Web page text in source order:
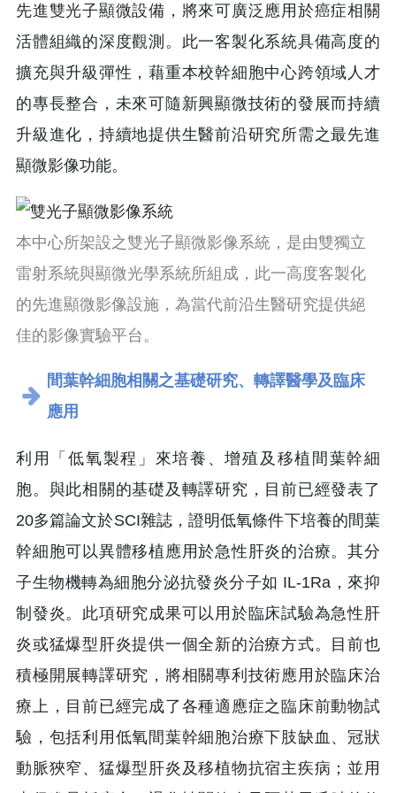
先進雙光子顯微設備，將來可廣泛應用於癌症相關
活體組織的深度觀測。此一客製化系統具備高度的
擴充與升級彈性，藉重本校幹細胞中心跨領域人才
的專長整合，未來可隨新興顯微技術的發展而持續
升級進化，持續地提供生醫前沿研究所需之最先進
顯微影像功能。
本中心所架設之雙光子顯微影像系統，是由雙獨立
雷射系統與顯微光學系統所組成，此一高度客製化
的先進顯微影像設施，為當代前沿生醫研究提供絕
佳的影像實驗平台。
間葉幹細胞相關之基礎研究、轉譯醫學及臨床
應用
利用「低氧製程」來培養、增殖及移植間葉幹細
胞。與此相關的基礎及轉譯研究，目前已經發表了
20多篇論文於SCI雜誌，證明低氧條件下培養的間葉
幹細胞可以異體移植應用於急性肝炎的治療。其分
子生物機轉為細胞分泌抗發炎分子如 IL-1Ra，來抑
制發炎。此項研究成果可以用於臨床試驗為急性肝
炎或猛爆型肝炎提供一個全新的治療方式。目前也
積極開展轉譯研究，將相關專利技術應用於臨床治
療上，目前已經完成了各種適應症之臨床前動物試
驗，包括利用低氧間葉幹細胞治療下肢缺血、冠狀
動脈狹窄、猛爆型肝炎及移植物抗宿主疾病；並用